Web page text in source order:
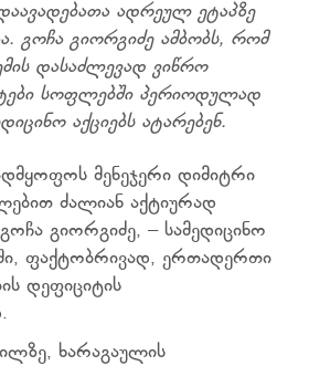
ადრეულ ეტაპზე
გოჩა გიორგიძე ამბობს, რომ
დასაძლევად ვიწრო
სოფლებში პერიოდულად
აქციებს ატარებენ.
მენეჯერი დიმიტრი
ძალიან აქტიურად
გიორგიძე, – სამედიცინო
ფაქტობრივად, ერთადერთი
დეფიციტის
ხარაგაულის